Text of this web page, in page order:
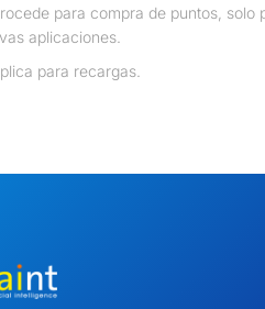
para compra de puntos, solo
aplicaciones.
para recargas.